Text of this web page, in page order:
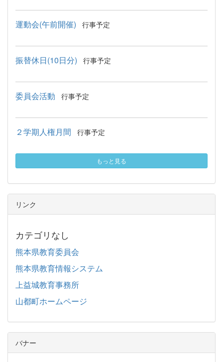
運動会(午前開催) 行事予定
振替休日(10日分) 行事予定
委員会活動 行事予定
２学期人権月間 行事予定
もっと見る
リンク
カテゴリなし
熊本県教育委員会
熊本県教育情報システム
上益城教育事務所
山都町ホームページ
バナー